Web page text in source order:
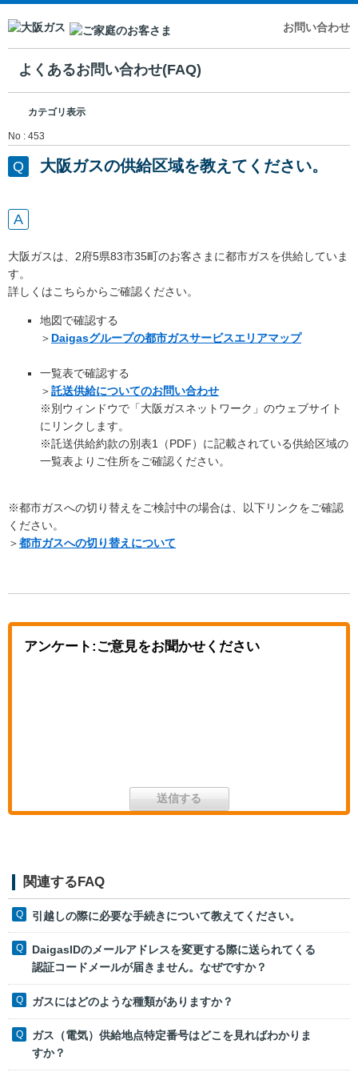
お問い合わせ
よくあるお問い合わせ(FAQ)
カテゴリ表示
No : 453
大阪ガスの供給区域を教えてください。
大阪ガスは、2府5県83市35町のお客さまに都市ガスを供給していま
す。
詳しくはこちらからご確認ください。
地図で確認する
＞ Daigasグループの都市ガスサービスエリアマップ
一覧表で確認する
＞託送供給についてのお問い合わせ
※別ウィンドウで「大阪ガスネットワーク」のウェブサイト
にリンクします。
※託送供給約款の別表1（PDF）に記載されている供給区域の
一覧表よりご住所をご確認ください。
※都市ガスへの切り替えをご検討中の場合は、以下リンクをご確認
ください。
＞都市ガスへの切り替えについて
アンケート:ご意見をお聞かせください
関連するFAQ
引越しの際に必要な手続きについて教えてください。
DaigasIDのメールアドレスを変更する際に送られてくる
認証コードメールが届きません。なぜですか？
ガスにはどのような種類がありますか？
ガス（電気）供給地点特定番号はどこを見ればわかりま
すか？